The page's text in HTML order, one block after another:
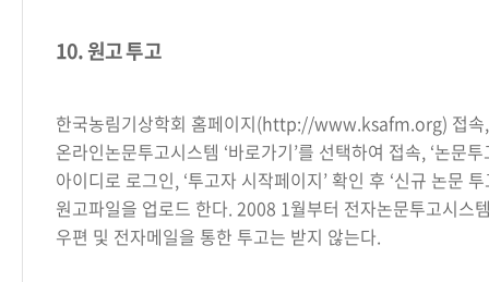
10. 원고 투고
한국농림기상학회 홈페이지(http://www.ksafm.org) 접속,
온라인논문투고시스템 ‘바로가기’를 선택하여 접속, ‘논문
아이디로 로그인, ‘투고자 시작페이지’ 확인 후 ‘신규 논문
원고파일을 업로드 한다. 2008 1월부터 전자논문투고시스
우편 및 전자메일을 통한 투고는 받지 않는다.